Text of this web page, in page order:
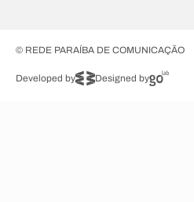
© REDE PARAÍBA DE COMUNICAÇÃO
Developed by Designed by